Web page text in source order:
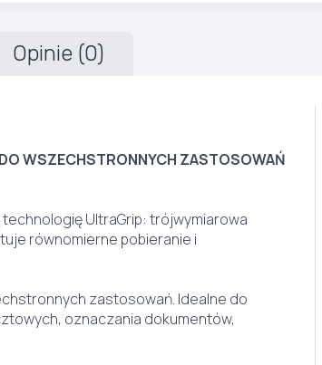
Opinie (0)
WSZECHSTRONNYCH ZASTOSOWAŃ
UltraGrip: trójwymiarowa
równomierne pobieranie i
zastosowań. Idealne do
oznaczania dokumentów,